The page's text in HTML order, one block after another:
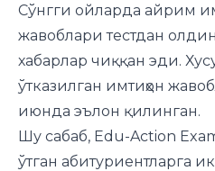
Сўнгги ойларда айрим
жавоблари тестдан олдин
хабарлар чиққан эди.
ўтказилган имтиҳон
июнда эълон қилинган.
Шу сабаб, Edu-Action
ўтган абитуриентларга